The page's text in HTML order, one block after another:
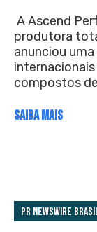
A Ascend
produtora
anunciou
compostos de
SAIBA MAIS
PR Newswire